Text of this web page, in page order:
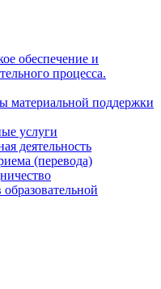
обеспечение и
процесса.
материальной поддержки
услуги
деятельность
(перевода)